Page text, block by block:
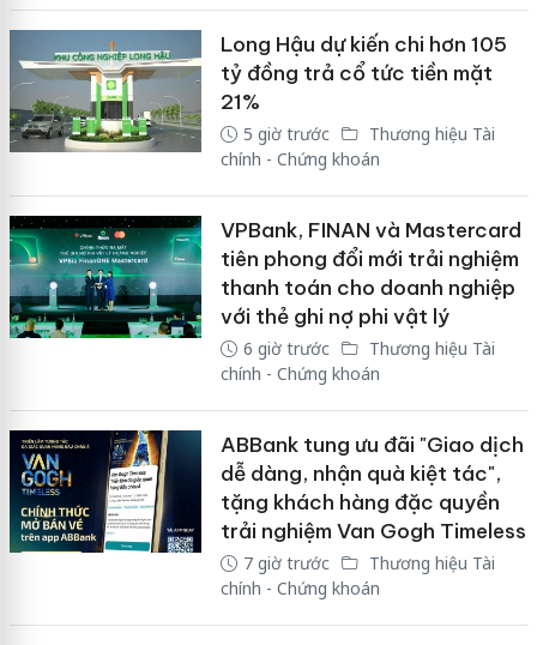
Long Hậu dự kiến chi hơn 105
tỷ đồng trả cổ tức tiền mặt
21%
5 giờ trước
Thương hiệu Tài
chính - Chứng khoán
VPBank, FINAN và Mastercard
tiên phong đổi mới trải nghiệm
thanh toán cho doanh nghiệp
với thẻ ghi nợ phi vật lý
6 giờ trước
Thương hiệu Tài
chính - Chứng khoán
ABBank tung ưu đãi "Giao dịch
dễ dàng, nhận quà kiệt tác",
tặng khách hàng đặc quyền
trải nghiệm Van Gogh Timeless
7 giờ trước
Thương hiệu Tài
chính - Chứng khoán